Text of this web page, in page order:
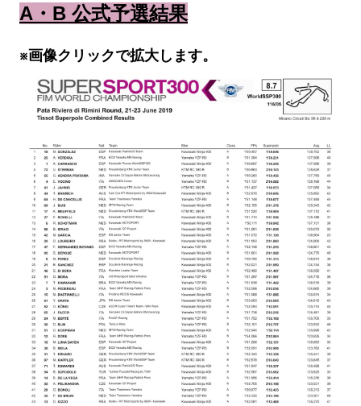
A・B 公式予選結果
※画像クリックで拡大します。